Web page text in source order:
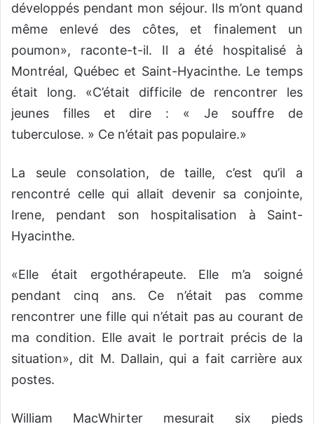
développés pendant mon séjour. Ils m’ont quand
même enlevé des côtes, et finalement un
poumon», raconte-t-il. Il a été hospitalisé à
Montréal, Québec et Saint-Hyacinthe. Le temps
était long. «C’était difficile de rencontrer les
jeunes filles et dire : « Je souffre de
tuberculose. » Ce n’était pas populaire.»
La seule consolation, de taille, c’est qu’il a
rencontré celle qui allait devenir sa conjointe,
Irene, pendant son hospitalisation à Saint-
Hyacinthe.
«Elle était ergothérapeute. Elle m’a soigné
pendant cinq ans. Ce n’était pas comme
rencontrer une fille qui n’était pas au courant de
ma condition. Elle avait le portrait précis de la
situation», dit M. Dallain, qui a fait carrière aux
postes.
William MacWhirter mesurait six pieds